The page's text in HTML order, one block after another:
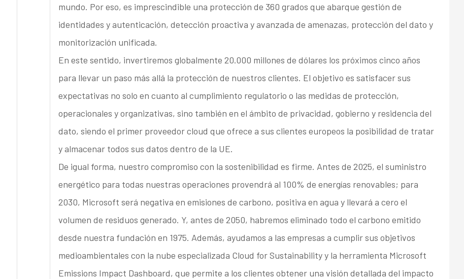
mundo. Por eso, es imprescindible una protección de 360 grados que abarque gestión de
identidades y autenticación, detección proactiva y avanzada de amenazas, protección del dato y
monitorización unificada.
En este sentido, invertiremos globalmente 20.000 millones de dólares los próximos cinco años
para llevar un paso más allá la protección de nuestros clientes. El objetivo es satisfacer sus
expectativas no solo en cuanto al cumplimiento regulatorio o las medidas de protección,
operacionales y organizativas, sino también en el ámbito de privacidad, gobierno y residencia del
dato, siendo el primer proveedor cloud que ofrece a sus clientes europeos la posibilidad de tratar
y almacenar todos sus datos dentro de la UE.
De igual forma, nuestro compromiso con la sostenibilidad es firme. Antes de 2025, el suministro
energético para todas nuestras operaciones provendrá al 100% de energías renovables; para
2030, Microsoft será negativa en emisiones de carbono, positiva en agua y llevará a cero el
volumen de residuos generado. Y, antes de 2050, habremos eliminado todo el carbono emitido
desde nuestra fundación en 1975. Además, ayudamos a las empresas a cumplir sus objetivos
medioambientales con la nube especializada Cloud for Sustainability y la herramienta Microsoft
Emissions Impact Dashboard, que permite a los clientes obtener una visión detallada del impacto